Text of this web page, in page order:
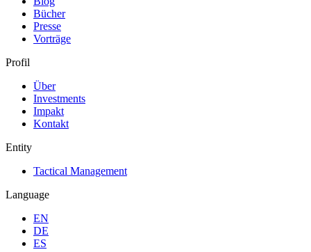
Bücher
Presse
Vorträge
Profil
Über
Investments
Impakt
Kontakt
Entity
Tactical Management
Language
EN
DE
ES